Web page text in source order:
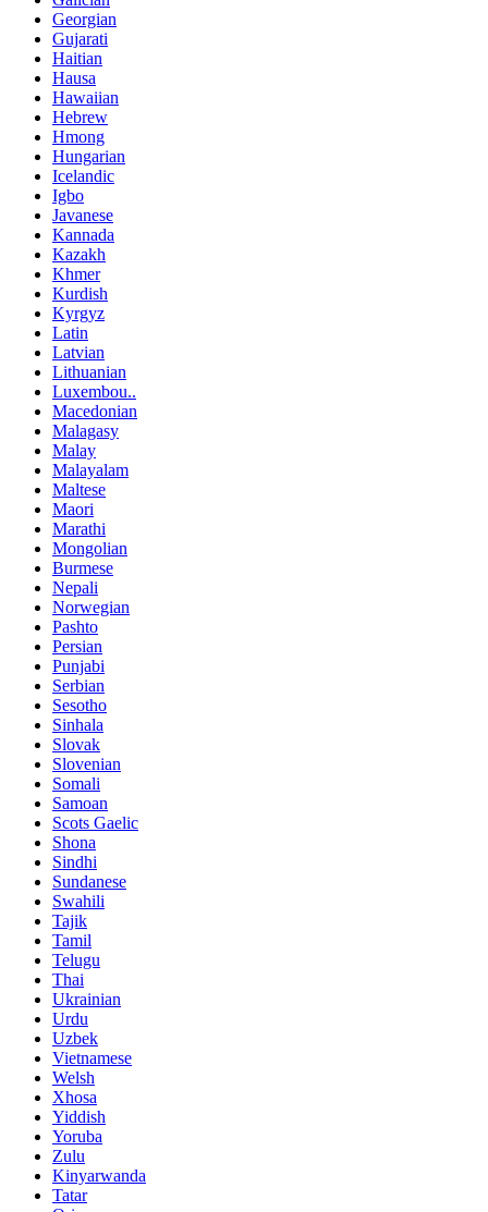
Georgian
Gujarati
Haitian
Hausa
Hawaiian
Hebrew
Hmong
Hungarian
Icelandic
Igbo
Javanese
Kannada
Kazakh
Khmer
Kurdish
Kyrgyz
Latin
Latvian
Lithuanian
Luxembou..
Macedonian
Malagasy
Malay
Malayalam
Maltese
Maori
Marathi
Mongolian
Burmese
Nepali
Norwegian
Pashto
Persian
Punjabi
Serbian
Sesotho
Sinhala
Slovak
Slovenian
Somali
Samoan
Scots Gaelic
Shona
Sindhi
Sundanese
Swahili
Tajik
Tamil
Telugu
Thai
Ukrainian
Urdu
Uzbek
Vietnamese
Welsh
Xhosa
Yiddish
Yoruba
Zulu
Kinyarwanda
Tatar